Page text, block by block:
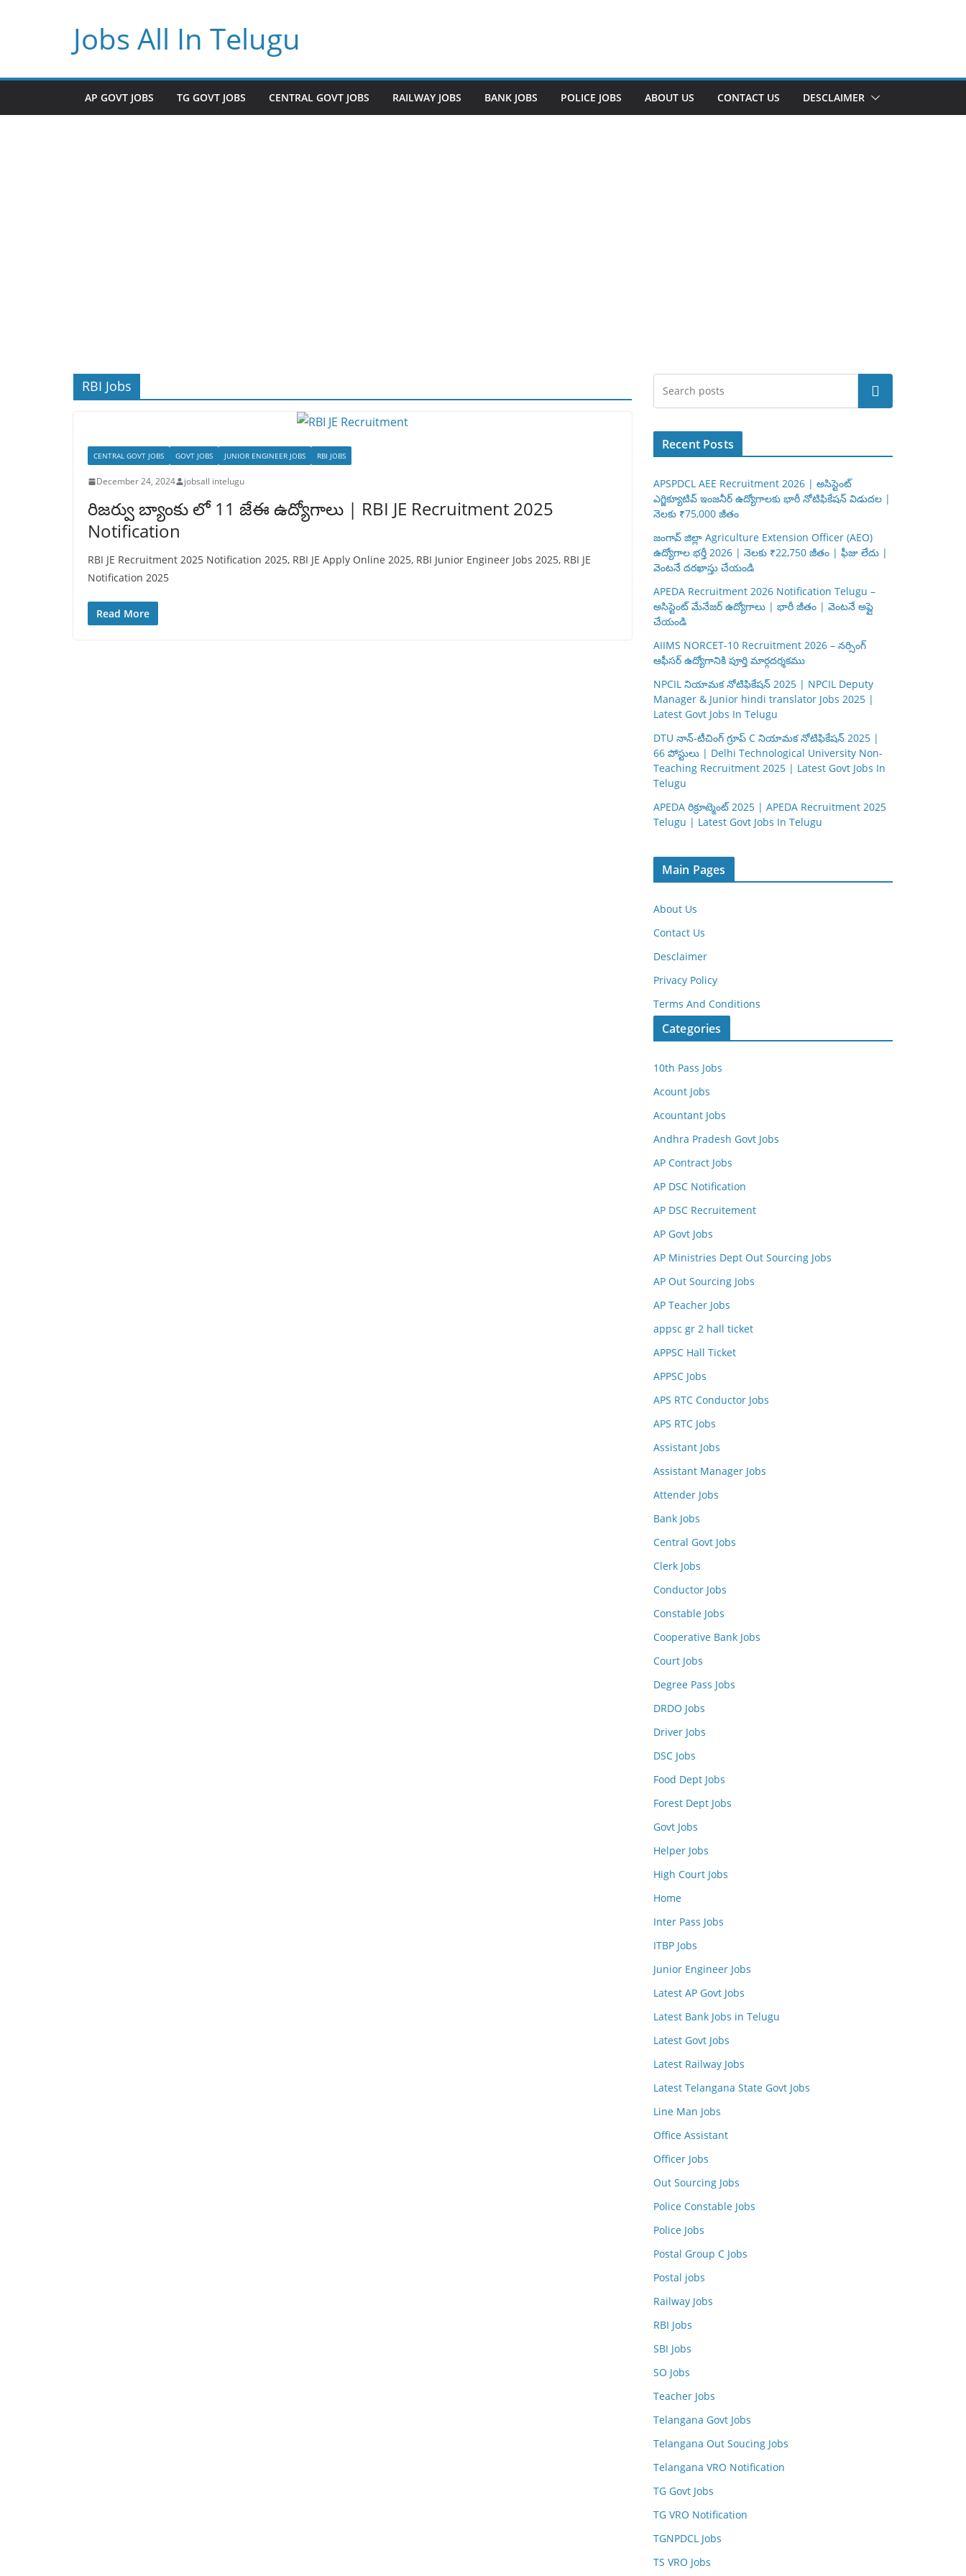
Jobs All In Telugu
AP GOVT JOBS TG GOVT JOBS CENTRAL GOVT JOBS RAILWAY JOBS BANK JOBS POLICE JOBS ABOUT US CONTACT US DESCLAIMER
RBI Jobs
CENTRAL GOVT JOBS GOVT JOBS JUNIOR ENGINEER JOBS RBI JOBS
December 24, 2024 jobsall intelugu
రిజర్వు బ్యాంకు లో 11 జేఈ ఉద్యోగాలు | RBI JE Recruitment 2025
Notification
RBI JE Recruitment 2025 Notification 2025, RBI JE Apply Online 2025, RBI Junior Engineer Jobs 2025, RBI JE
Notification 2025
Read More
Search
Recent Posts
APSPDCL AEE Recruitment 2026 | అసిస్టెంట్
ఎగ్జిక్యూటివ్ ఇంజనీర్ ఉద్యోగాలకు భారీ నోటిఫికేషన్ విడుదల |
నెలకు ₹75,000 జీతం
జంగావ్ జిల్లా Agriculture Extension Officer (AEO)
ఉద్యోగాల భర్తీ 2026 | నెలకు ₹22,750 జీతం | ఫీజు లేదు |
వెంటనే దరఖాస్తు చేయండి
APEDA Recruitment 2026 Notification Telugu –
అసిస్టెంట్ మేనేజర్ ఉద్యోగాలు | భారీ జీతం | వెంటనే అప్లై
చేయండి
AIIMS NORCET-10 Recruitment 2026 – నర్సింగ్
ఆఫీసర్ ఉద్యోగానికి పూర్తి మార్గదర్శకము
NPCIL నియామక నోటిఫికేషన్ 2025 | NPCIL Deputy
Manager & Junior hindi translator Jobs 2025 |
Latest Govt Jobs In Telugu
DTU నాన్-టీచింగ్ గ్రూప్ C నియామక నోటిఫికేషన్ 2025 |
66 పోస్టులు | Delhi Technological University Non-
Teaching Recruitment 2025 | Latest Govt Jobs In
Telugu
APEDA రిక్రూట్మెంట్ 2025 | APEDA Recruitment 2025
Telugu | Latest Govt Jobs In Telugu
Main Pages
About Us
Contact Us
Desclaimer
Privacy Policy
Terms And Conditions
Categories
10th Pass Jobs
Acount Jobs
Acountant Jobs
Andhra Pradesh Govt Jobs
AP Contract Jobs
AP DSC Notification
AP DSC Recruitement
AP Govt Jobs
AP Ministries Dept Out Sourcing Jobs
AP Out Sourcing Jobs
AP Teacher Jobs
appsc gr 2 hall ticket
APPSC Hall Ticket
APPSC Jobs
APS RTC Conductor Jobs
APS RTC Jobs
Assistant Jobs
Assistant Manager Jobs
Attender Jobs
Bank Jobs
Central Govt Jobs
Clerk Jobs
Conductor Jobs
Constable Jobs
Cooperative Bank Jobs
Court Jobs
Degree Pass Jobs
DRDO Jobs
Driver Jobs
DSC Jobs
Food Dept Jobs
Forest Dept Jobs
Govt Jobs
Helper Jobs
High Court Jobs
Home
Inter Pass Jobs
ITBP Jobs
Junior Engineer Jobs
Latest AP Govt Jobs
Latest Bank Jobs in Telugu
Latest Govt Jobs
Latest Railway Jobs
Latest Telangana State Govt Jobs
Line Man Jobs
Office Assistant
Officer Jobs
Out Sourcing Jobs
Police Constable Jobs
Police Jobs
Postal Group C Jobs
Postal jobs
Railway Jobs
RBI Jobs
SBI Jobs
SO Jobs
Teacher Jobs
Telangana Govt Jobs
Telangana Out Soucing Jobs
Telangana VRO Notification
TG Govt Jobs
TG VRO Notification
TGNPDCL Jobs
TS VRO Jobs